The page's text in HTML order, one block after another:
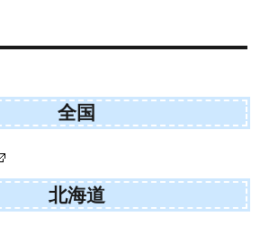
全国
北海道